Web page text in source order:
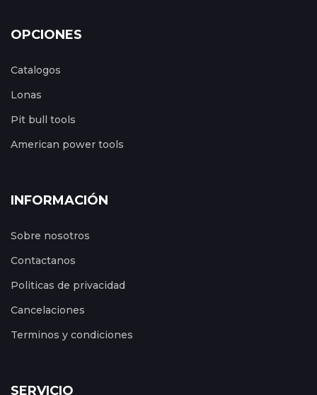
OPCIONES
Catalogos
Lonas
Pit bull tools
American power tools
INFORMACIÓN
Sobre nosotros
Contactanos
Politicas de privacidad
Cancelaciones
Terminos y condiciones
SERVICIO